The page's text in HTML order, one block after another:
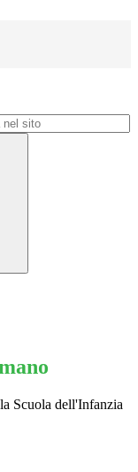
Scuola dell'Infanzia